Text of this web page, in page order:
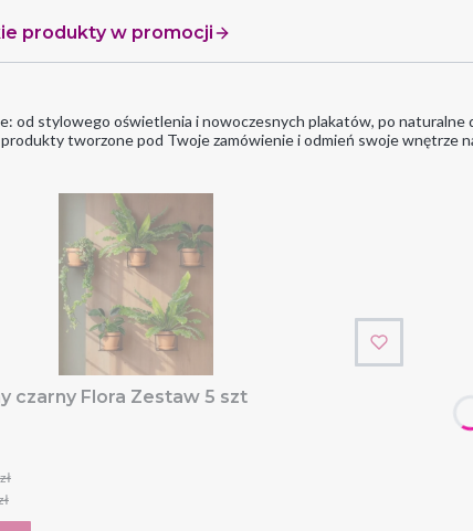
produkty w promocji
od stylowego oświetlenia i nowoczesnych plakatów, po
produkty tworzone pod Twoje zamówienie i odmień swoje wnętrze
ścienny czarny Flora Zestaw 5 szt